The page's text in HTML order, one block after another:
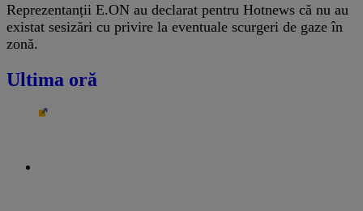
Reprezentanții E.ON au declarat pentru Hotnews că nu au
existat sesizări cu privire la eventuale scurgeri de gaze în
zonă.
Ultima oră